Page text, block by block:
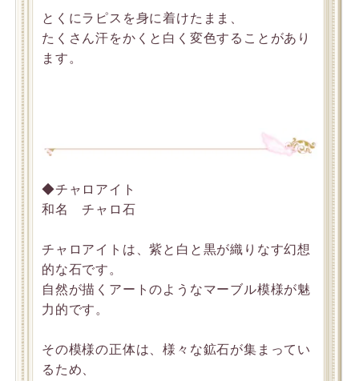
とくにラピスを身に着けたまま、
たくさん汗をかくと白く変色することがあり
ます。
◆チャロアイト
和名 チャロ石
チャロアイトは、紫と白と黒が織りなす幻想
的な石です。
自然が描くアートのようなマーブル模様が魅
力的です。
その模様の正体は、様々な鉱石が集まってい
るため、